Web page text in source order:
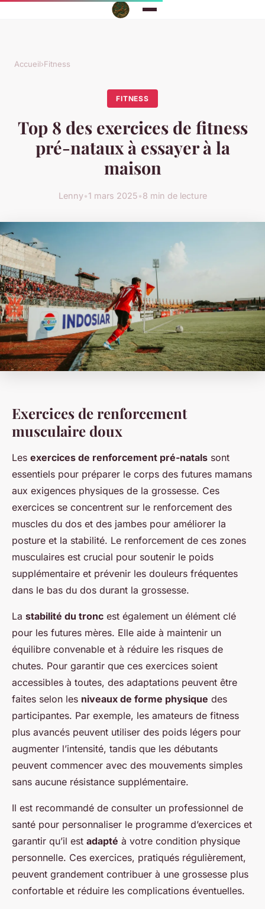
Accueil›Fitness
FITNESS
Top 8 des exercices de fitness
pré-nataux à essayer à la
maison
Lenny•1 mars 2025•8 min de lecture
Exercices de renforcement
musculaire doux
Les exercices de renforcement pré-natals sont
essentiels pour préparer le corps des futures mamans
aux exigences physiques de la grossesse. Ces
exercices se concentrent sur le renforcement des
muscles du dos et des jambes pour améliorer la
posture et la stabilité. Le renforcement de ces zones
musculaires est crucial pour soutenir le poids
supplémentaire et prévenir les douleurs fréquentes
dans le bas du dos durant la grossesse.
La stabilité du tronc est également un élément clé
pour les futures mères. Elle aide à maintenir un
équilibre convenable et à réduire les risques de
chutes. Pour garantir que ces exercices soient
accessibles à toutes, des adaptations peuvent être
faites selon les niveaux de forme physique des
participantes. Par exemple, les amateurs de fitness
plus avancés peuvent utiliser des poids légers pour
augmenter l’intensité, tandis que les débutants
peuvent commencer avec des mouvements simples
sans aucune résistance supplémentaire.
Il est recommandé de consulter un professionnel de
santé pour personnaliser le programme d’exercices et
garantir qu’il est adapté à votre condition physique
personnelle. Ces exercices, pratiqués régulièrement,
peuvent grandement contribuer à une grossesse plus
confortable et réduire les complications éventuelles.